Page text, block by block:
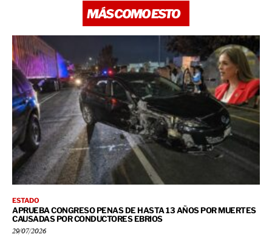
MÁS COMO ESTO
ESTADO
APRUEBA CONGRESO PENAS DE HASTA 13 AÑOS POR MUERTES
CAUSADAS POR CONDUCTORES EBRIOS
29/07/2026